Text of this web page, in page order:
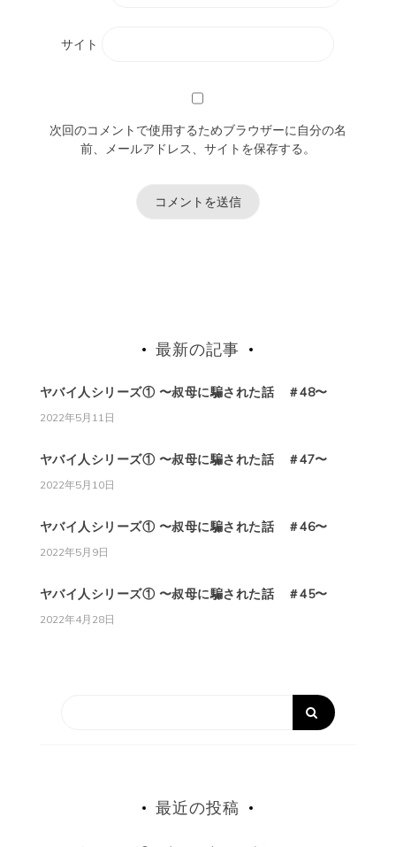
サイト
次回のコメントで使用するためブラウザーに自分の名
前、メールアドレス、サイトを保存する。
最新の記事
ヤバイ人シリーズ① 〜叔母に騙された話 ＃48〜
2022年5月11日
ヤバイ人シリーズ① 〜叔母に騙された話 ＃47〜
2022年5月10日
ヤバイ人シリーズ① 〜叔母に騙された話 ＃46〜
2022年5月9日
ヤバイ人シリーズ① 〜叔母に騙された話 ＃45〜
2022年4月28日
最近の投稿